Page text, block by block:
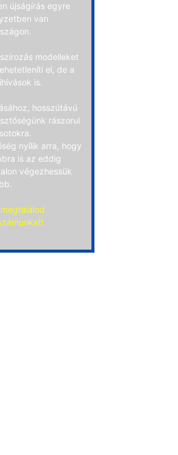
újságírás egyre
van
modelleket
el, de a
is.
hosszútávú
rászorul
nyílik arra, hogy
is az eddig
végezhessük